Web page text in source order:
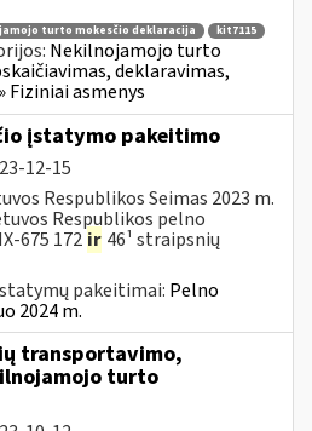
turto mokesčio deklaracija
kit7115
Nekilnojamojo turto
deklaravimas,
Fiziniai asmenys
įstatymo pakeitimo
12-15
Respublikos Seimas 2023 m.
Respublikos pelno
675 172 ir 46¹ straipsnių
pakeitimai: Pelno
2024 m.
transportavimo,
turto